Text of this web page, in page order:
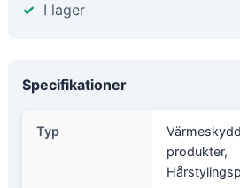
I lager
Specifikationer
Typ
produkter,